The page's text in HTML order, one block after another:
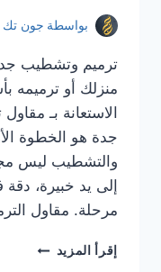
بواسطة جون تك
ترميم وتشطيب
منزلك أو ترميمه
الاستعانة بـ
جدة هو الخطوة
والتشطيب ليس
إلى يد خبيرة، دقة
مرحلة. مقاول
إقرأ المزيد ترميم